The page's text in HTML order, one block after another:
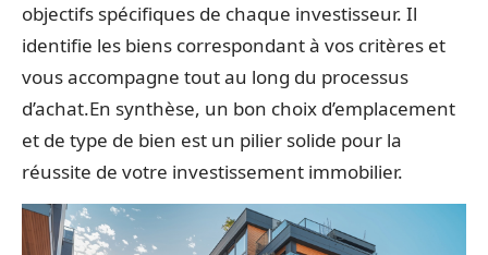
objectifs spécifiques de chaque investisseur. Il
identifie les biens correspondant à vos critères et
vous accompagne tout au long du processus
d’achat.En synthèse, un bon choix d’emplacement
et de type de bien est un pilier solide pour la
réussite de votre investissement immobilier.